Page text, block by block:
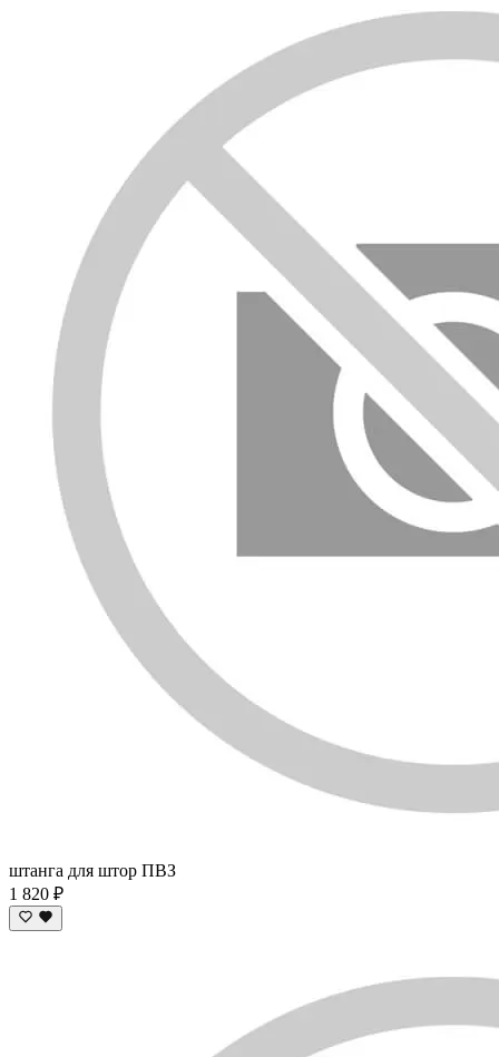
штанга для штор ПВЗ
1 820 ₽